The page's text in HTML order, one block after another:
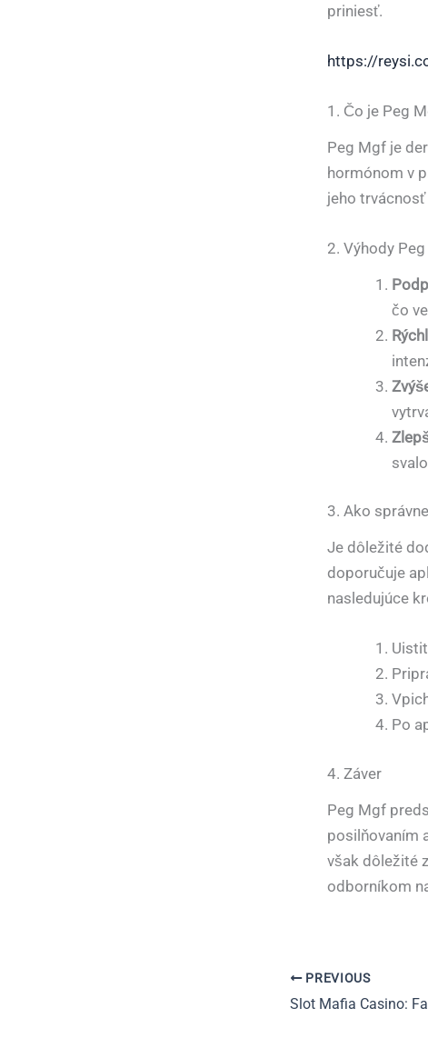
priniesť.
https://
1. Čo je Peg
Peg Mgf je
hormónom v
jeho
2. Výhody
čo
3. Ako
Je dôležité
doporučuje
nasledujúce
Po
4. Záver
Peg Mgf
posilňovaním
však dôležité
odborníkom
PREVIOUS